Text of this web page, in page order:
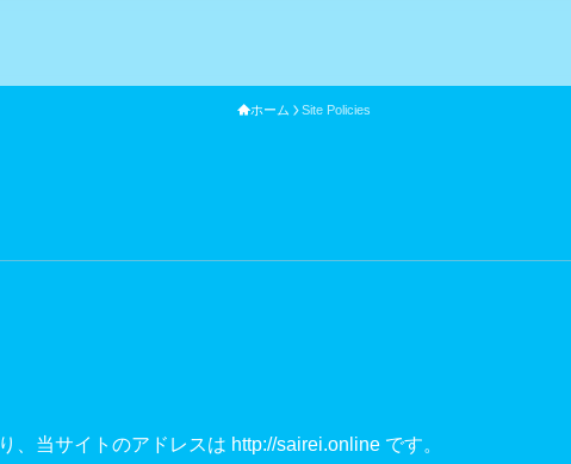
ホーム Site Policies
、当サイトのアドレスは http://sairei.online です。